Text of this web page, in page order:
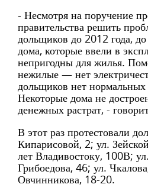
- Несмотря на поручение
правительства решить
дольщиков до 2012 года,
дома, которые ввели в
непригодны для жилья.
нежилые — нет
дольщиков нет
Некоторые дома не
денежных растрат, -
В этот раз протестовали
Кипарисовой, 2; ул.
лет Владивостоку, 100В;
Грибоедова, 46; ул.
Овчинникова, 18-20.